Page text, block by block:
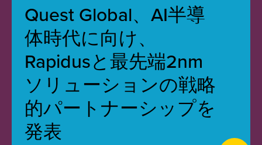
Quest Global、AI半導
体時代に向け、
Rapidusと最先端2nm
ソリューションの戦略
的パートナーシップを
発表